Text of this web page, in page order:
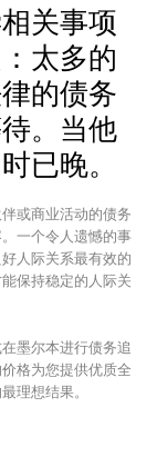
关事项
太多的
的债务
。当他
已晚。
或商业活动的债务
一个令人遗憾的事
人际关系最有效的
保持稳定的人际关
墨尔本进行债务追
格为您提供优质全
理想结果。